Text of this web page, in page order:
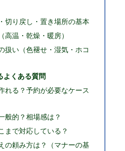
切り戻し・置き場所の基本
高温・乾燥・暖房）
扱い（色褪せ・湿気・ホコ
よくある質問
れる？予約が必要なケース
般的？相場感は？
まで対応している？
の頼み方は？（マナーの基